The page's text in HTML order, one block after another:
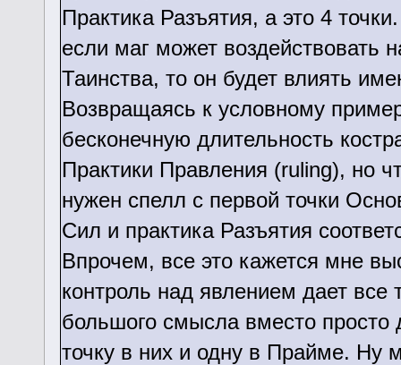
Практика Разъятия, а это 4
если маг может воздействовать
Таинства, то он будет влиять
Возвращаясь к условному
бесконечную длительность
Практики Правления (ruling), но
нужен спелл с первой точки
Сил и практика Разъятия
Впрочем, все это кажется мне
контроль над явлением дает все
большого смысла вместо просто
точку в них и одну в Прайме. Ну